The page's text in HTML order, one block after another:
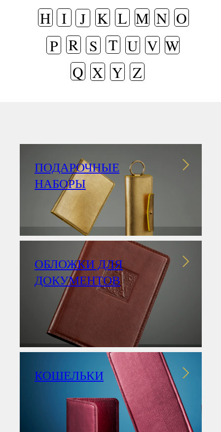
R T
S
I
H
P
J K L M N O
U V W
X Y Z
Q
ПОДАРОЧНЫЕ
НАБОРЫ
ОБЛОЖКИ ДЛЯ
ДОКУМЕНТОВ
КОШЕЛЬКИ